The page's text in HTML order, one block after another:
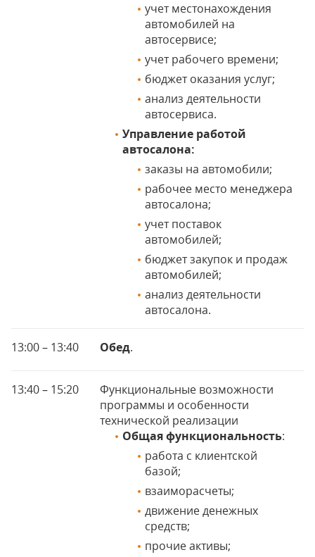
учет местонахождения
автомобилей на
автосервисе;
учет рабочего времени;
бюджет оказания услуг;
анализ деятельности
автосервиса.
Управление работой
автосалона:
заказы на автомобили;
рабочее место менеджера
автосалона;
учет поставок
автомобилей;
бюджет закупок и продаж
автомобилей;
анализ деятельности
автосалона.
13:00 – 13:40 Обед.
13:40 – 15:20
Функциональные возможности
программы и особенности
технической реализации
Общая функциональность:
работа с клиентской
базой;
взаиморасчеты;
движение денежных
средств;
прочие активы;